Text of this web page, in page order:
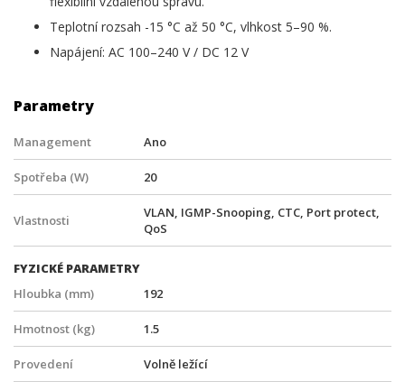
Teplotní rozsah -15 °C až 50 °C, vlhkost 5–90 %.
Napájení: AC 100–240 V / DC 12 V
Parametry
Management Ano
Spotřeba (W) 20
Vlastnosti
VLAN, IGMP-Snooping, CTC, Port protect,
QoS
FYZICKÉ PARAMETRY
Hloubka (mm)
192
Hmotnost (kg) 1.5
Provedení Volně ležící